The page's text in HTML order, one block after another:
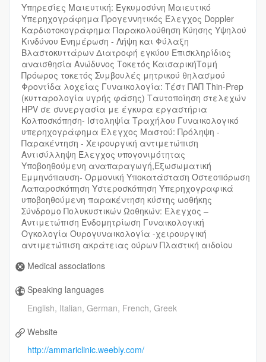
Υπηρεσίες Μαιευτική: Εγκυμοσύνη Mαιευτικό
Υπερηχογράφημα Προγεννητικός Έλεγχος Doppler
Καρδιοτοκογράφημα Παρακολούθηση Κύησης Υψηλού
Κινδύνου Ενημέρωση - Λήψη και Φύλαξη
Βλαστοκυττάρων Διατροφή εγκύου Επισκληρίδιος
αναισθησία Ανώδυνος Τοκετός ΚαισαρικήΤομή
Πρόωρος τοκετός Συμβουλές μητρικού θηλασμού
Φροντίδα λοχείας Γυναικολογία: Τέστ ΠΑΠ Thin-Prep
(κυτταρολογία υγρής φάσης) Ταυτοποίηση στελεχών
HPV σε συνεργασία με έγκυρα εργαστήρια
Κολποσκόπηση- Ιστοληψία Τραχήλου Γυναικολογικό
υπερηχογράφημα Έλεγχος Μαστού: Πρόληψη -
Παρακέντηση - Χειρουργική αντιμετώπιση
Αντισύλληψη Έλεγχος υπογονιμότητας
Υποβοηθούμενη αναπαραγωγή,Εξωσωματική
Εμμηνόπαυση- Ορμονική Υποκατάσταση Οστεοπόρωση
Λαπαροσκόπηση Υστεροσκόπηση Υπερηχογραφικά
υποβοηθούμενη παρακέντηση κύστης ωοθήκης
Σύνδρομο Πολυκυστικών Ωοθηκών: Έλεγχος –
Αντιμετώπιση Ενδομητρίωση Γυναικολογική
Ογκολογία Ουρογυναικολογία -χειρουργική
αντιμετώπιση ακράτειας ούρων Πλαστική αιδοίου
Medical associations
Speaking languages
English, Italian, German, French, Greek
Website
http://ammariclinic.weebly.com/